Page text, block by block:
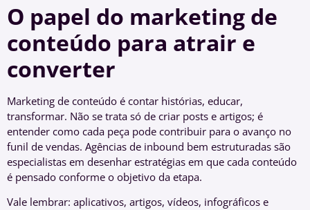
O papel do marketing de
conteúdo para atrair e
converter
Marketing de conteúdo é contar histórias, educar,
transformar. Não se trata só de criar posts e artigos; é
entender como cada peça pode contribuir para o avanço no
funil de vendas. Agências de inbound bem estruturadas são
especialistas em desenhar estratégias em que cada conteúdo
é pensado conforme o objetivo da etapa.
Vale lembrar: aplicativos, artigos, vídeos, infográficos e